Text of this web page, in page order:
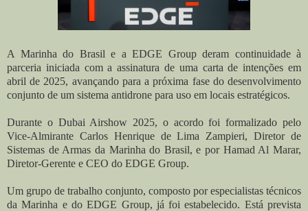
A Marinha do Brasil e a EDGE Group deram continuidade à
parceria iniciada com a assinatura de uma carta de intenções em
abril de 2025, avançando para a próxima fase do desenvolvimento
conjunto de um sistema antidrone para uso em locais estratégicos.
Durante o Dubai Airshow 2025, o acordo foi formalizado pelo
Vice-Almirante Carlos Henrique de Lima Zampieri, Diretor de
Sistemas de Armas da Marinha do Brasil, e por Hamad Al Marar,
Diretor-Gerente e CEO do EDGE Group.
Um grupo de trabalho conjunto, composto por especialistas técnicos
da Marinha e do EDGE Group, já foi estabelecido. Está prevista